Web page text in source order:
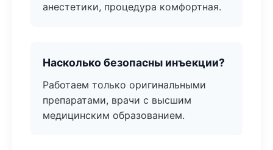
анестетики, процедура комфортная.
Насколько безопасны инъекции?
Работаем только оригинальными
препаратами, врачи с высшим
медицинским образованием.